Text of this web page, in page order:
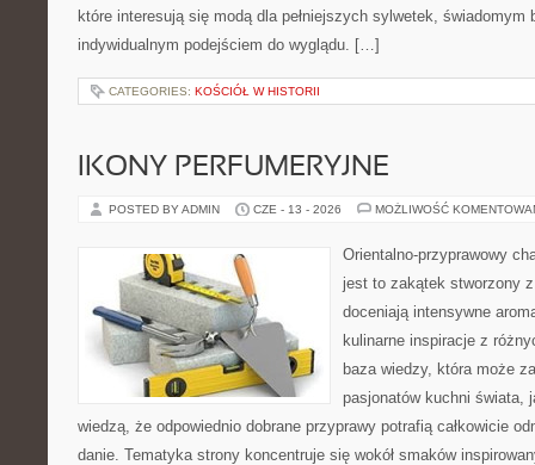
które interesują się modą dla pełniejszych sylwetek, świadomym
indywidualnym podejściem do wyglądu. […]
CATEGORIES: KOŚCIÓŁ W HISTORII
IKONY PERFUMERYJNE
POSTED BY ADMIN CZE - 13 - 2026 MOŻLIWOŚĆ
Orientalno-przyprawowy
jest to zakątek stworzony
doceniają intensywne
kulinarne inspiracje z
baza wiedzy, która może
pasjonatów kuchni świata,
wiedzą, że odpowiednio dobrane przyprawy potrafią całkowicie
danie. Tematyka strony koncentruje się wokół smaków